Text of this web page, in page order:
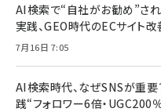
AI検索で“自社がお勧め”さ
実践、GEO時代のECサイト改
7月16日 7:05
AI検索時代、なぜSNSが重要
践“フォロワー6倍・UGC200